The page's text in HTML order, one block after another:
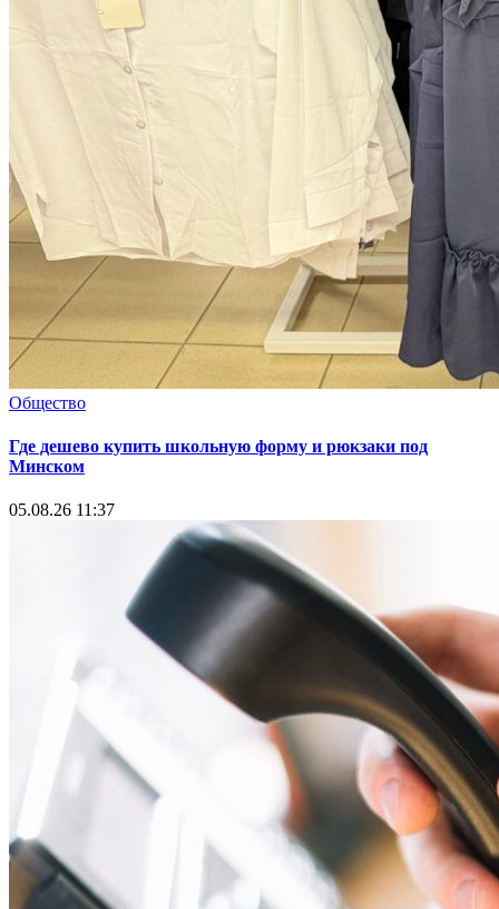
Общество
Где дешево купить школьную форму и рюкзаки под
Минском
05.08.26 11:37